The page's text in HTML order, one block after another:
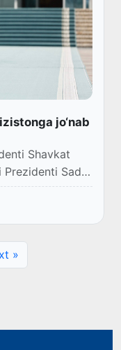
jo‘nab
Shavkat
Prezidenti Sadir
iyul kuni davlat
»